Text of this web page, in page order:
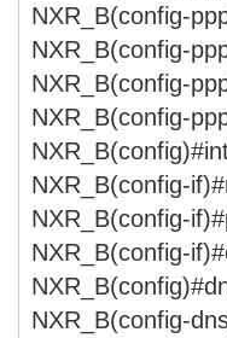
NXR_B(config-
NXR_B(config-
NXR_B(config-
NXR_B(config-
NXR_B(config-
NXR_B(config-
NXR_B(config-
NXR_B(config-